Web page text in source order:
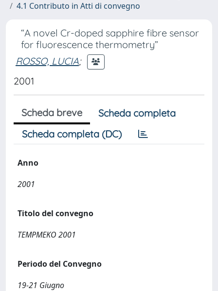
4.1 Contributo in Atti di convegno
“A novel Cr-doped sapphire fibre sensor
for fluorescence thermometry”
ROSSO, LUCIA;
2001
Scheda breve
Scheda completa
Scheda completa (DC)
Anno
2001
Titolo del convegno
TEMPMEKO 2001
Periodo del Convegno
19-21 Giugno